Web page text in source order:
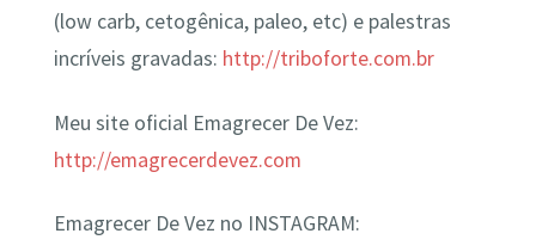
(low carb, cetogênica, paleo, etc) e palestras
incríveis gravadas: http://triboforte.com.br
Meu site oficial Emagrecer De Vez:
http://emagrecerdevez.com
Emagrecer De Vez no INSTAGRAM: